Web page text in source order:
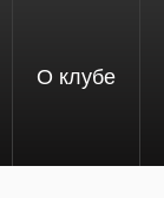
О клубе